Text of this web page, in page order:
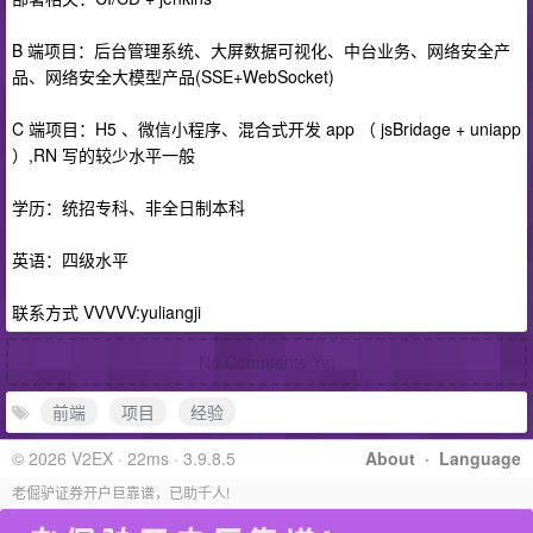
B 端项目：后台管理系统、大屏数据可视化、中台业务、网络安全产
品、网络安全大模型产品(SSE+WebSocket)
C 端项目：H5 、微信小程序、混合式开发 app （ jsBridage + uniapp
）,RN 写的较少水平一般
学历：统招专科、非全日制本科
英语：四级水平
联系方式 VVVVV:yuliangji
前端 项目
经验
About · Language
© 2026 V2EX · 22ms · 3.9.8.5
老倔驴证券开户巨靠谱，已助千人!